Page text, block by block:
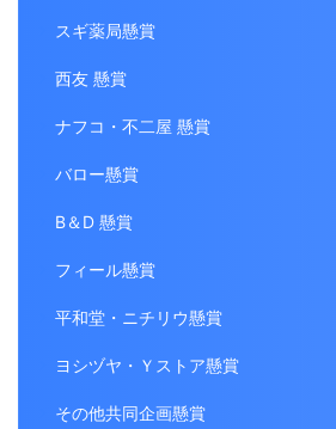
スギ薬局懸賞
西友 懸賞
ナフコ・不二屋 懸賞
バロー懸賞
B＆D 懸賞
フィール懸賞
平和堂・ニチリウ懸賞
ヨシヅヤ・Ｙストア懸賞
その他共同企画懸賞